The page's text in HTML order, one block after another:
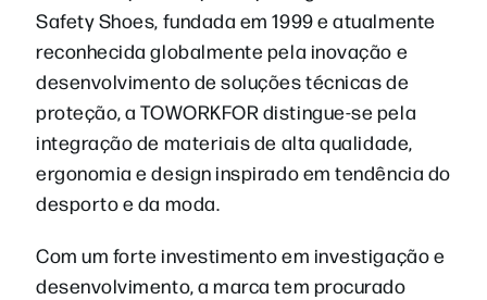
Safety Shoes, fundada em 1999 e atualmente
reconhecida globalmente pela inovação e
desenvolvimento de soluções técnicas de
proteção, a TOWORKFOR distingue-se pela
integração de materiais de alta qualidade,
ergonomia e design inspirado em tendência do
desporto e da moda.
Com um forte investimento em investigação e
desenvolvimento, a marca tem procurado